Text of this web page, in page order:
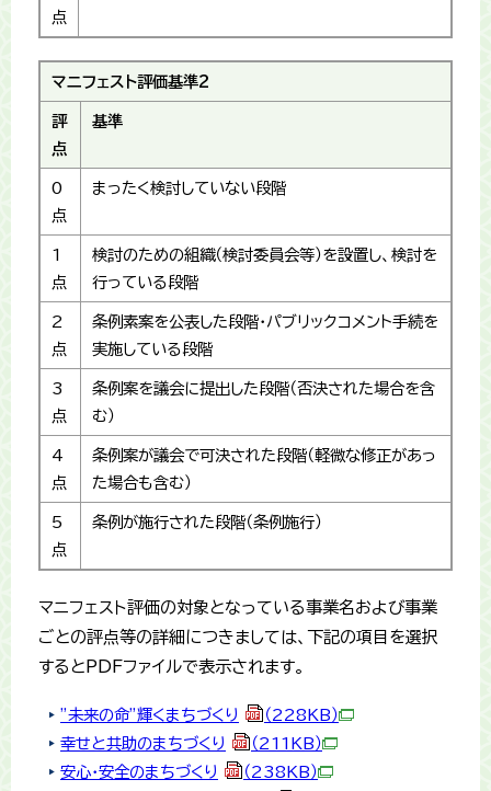
点
マニフェスト評価基準2
評
点
基準
0
点
まったく検討していない段階
1
点
検討のための組織（検討委員会等）を設置し、検討を
行っている段階
2
点
条例素案を公表した段階・パブリックコメント手続を
実施している段階
3
点
条例案を議会に提出した段階（否決された場合を含
む）
4
点
条例案が議会で可決された段階（軽微な修正があっ
た場合も含む）
5
点
条例が施行された段階（条例施行）
マニフェスト評価の対象となっている事業名および事業
ごとの評点等の詳細につきましては、下記の項目を選択
するとPDFファイルで表示されます。
”未来の命”輝くまちづくり
（228KB）
幸せと共助のまちづくり
（211KB）
安心・安全のまちづくり
（238KB）